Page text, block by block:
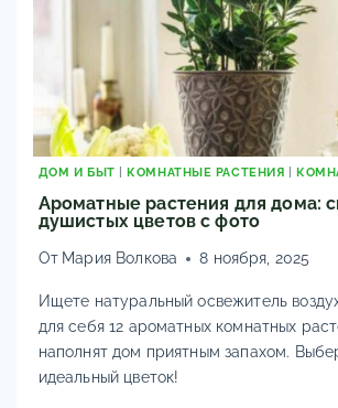
ДОМ И БЫТ |КОМНАТНЫЕ РАСТЕНИЯ |
Ароматные растения для дома:
душистых цветов с фото
От Мария Волкова 8 ноября, 2025
Ищете натуральный освежитель
для себя 12 ароматных комнатных
наполнят дом приятным запахом.
идеальный цветок!